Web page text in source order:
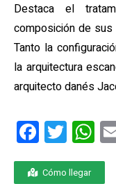
Destaca el
composición de
Tanto la
la arquitectura
arquitecto danés
F
a
ce
T
wi
tt
W
h
at
Cómo llegar